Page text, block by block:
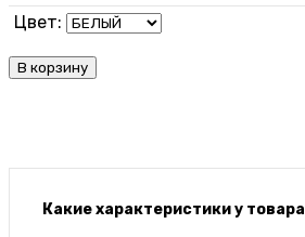
Цвет:
В корзину
Какие характеристики у товара